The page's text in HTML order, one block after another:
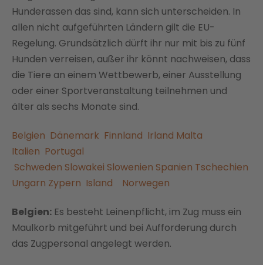
Hunderassen das sind, kann sich unterscheiden. In
allen nicht aufgeführten Ländern gilt die EU-
Regelung. Grundsätzlich dürft ihr nur mit bis zu fünf
Hunden verreisen, außer ihr könnt nachweisen, dass
die Tiere an einem Wettbewerb, einer Ausstellung
oder einer Sportveranstaltung teilnehmen und
älter als sechs Monate sind.
Belgien Dänemark Finnland Irland Malta
Italien Portugal
Schweden Slowakei Slowenien Spanien Tschechien
Ungarn Zypern Island Norwegen
Belgien: Es besteht Leinenpflicht, im Zug muss ein
Maulkorb mitgeführt und bei Aufforderung durch
das Zugpersonal angelegt werden.